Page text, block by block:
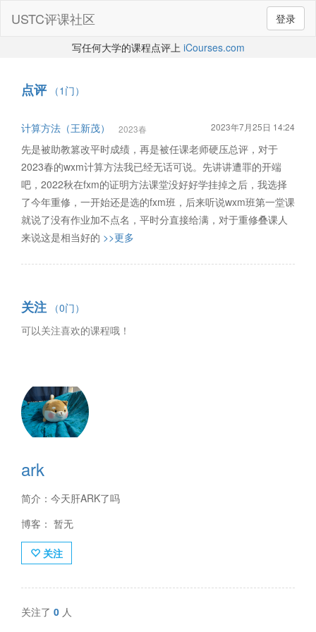
登录
USTC评课社区
写任何大学的课程点评上 iCourses.com
点评（1门）
计算方法（王新茂） 2023春 2023年7月25日 14:24
先是被助教篡改平时成绩，再是被任课老师硬压总评，对于
2023春的wxm计算方法我已经无话可说。先讲讲遭罪的开端
吧，2022秋在fxm的证明方法课堂没好好学挂掉之后，我选择
了今年重修，一开始还是选的fxm班，后来听说wxm班第一堂课
就说了没有作业加不点名，平时分直接给满，对于重修叠课人
来说这是相当好的 >>更多
关注 （0门）
可以关注喜欢的课程哦！
ark
简介：今天肝ARK了吗
博客： 暂无
关注
关注了 0 人